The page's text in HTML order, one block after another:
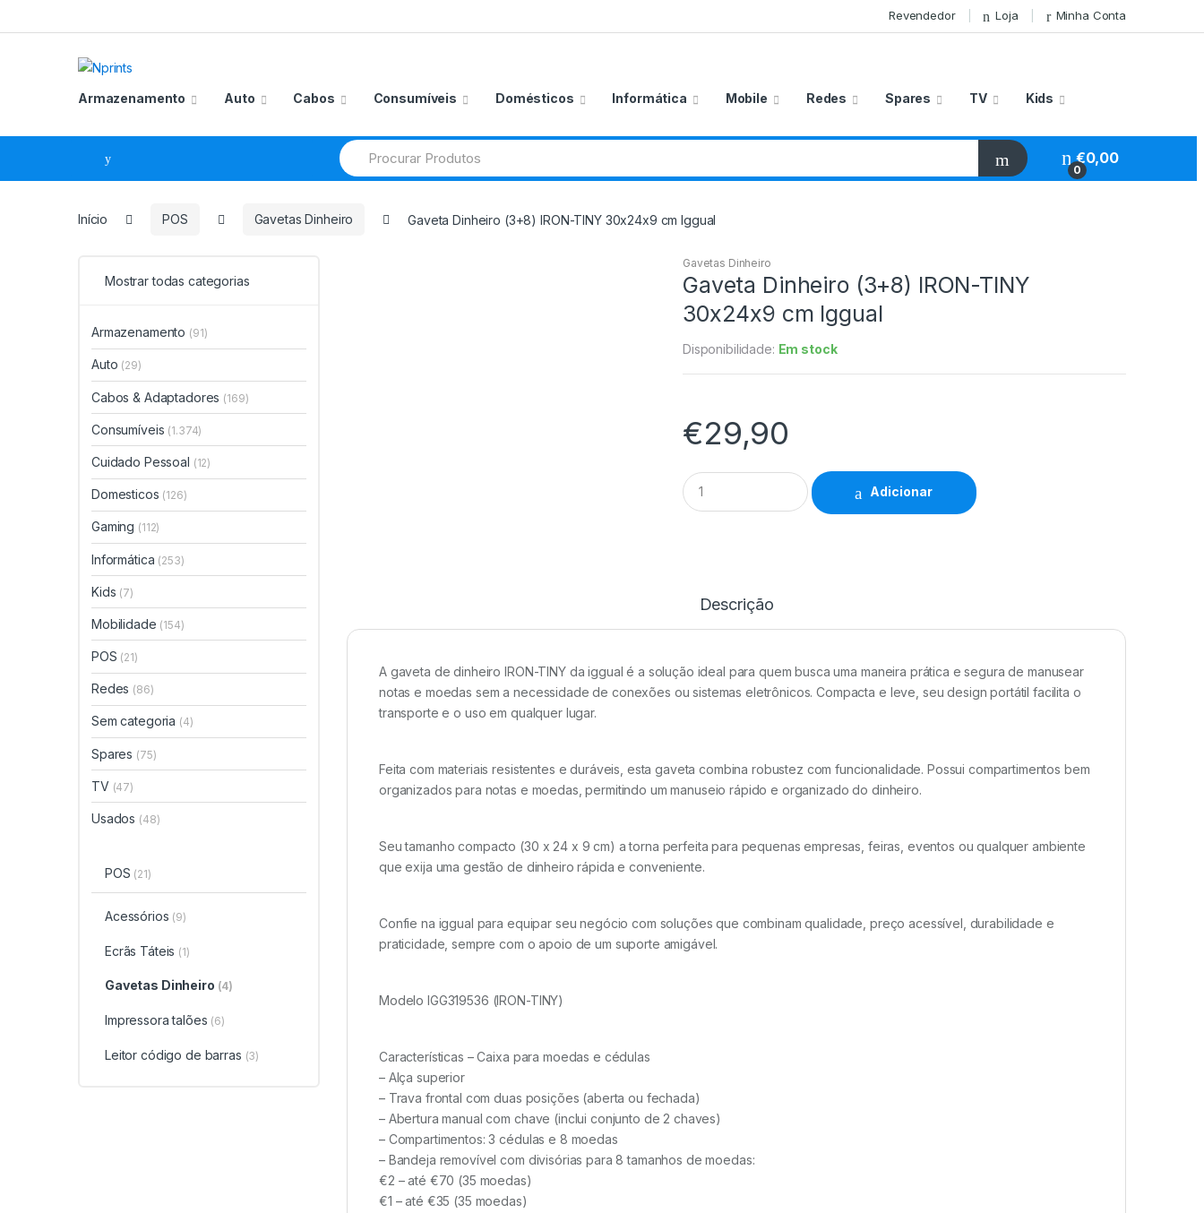
para
para
Revendedor Loja Minha Conta
Armazenamento Auto Cabos Consumíveis Domésticos Informática Mobile Redes Spares TV Kids
Procurar
por:
0
€0,00
Início POS Gavetas Dinheiro Gaveta Dinheiro (3+8) IRON-TINY 30x24x9 cm Iggual
Gavetas Dinheiro
Gaveta Dinheiro (3+8) IRON-TINY
30x24x9 cm Iggual
Disponibilidade: Em stock
€29,90
Gaveta
Dinheiro
(3+8)
quantidade
Adicionar
Descrição
A gaveta de dinheiro IRON-TINY da iggual é a solução ideal para quem busca uma maneira prática e segura de manusear
notas e moedas sem a necessidade de conexões ou sistemas eletrônicos. Compacta e leve, seu design portátil facilita o
transporte e o uso em qualquer lugar.
Feita com materiais resistentes e duráveis, esta gaveta combina robustez com funcionalidade. Possui compartimentos bem
organizados para notas e moedas, permitindo um manuseio rápido e organizado do dinheiro.
Seu tamanho compacto (30 x 24 x 9 cm) a torna perfeita para pequenas empresas, feiras, eventos ou qualquer ambiente
que exija uma gestão de dinheiro rápida e conveniente.
Confie na iggual para equipar seu negócio com soluções que combinam qualidade, preço acessível, durabilidade e
praticidade, sempre com o apoio de um suporte amigável.
Modelo IGG319536 (IRON-TINY)
Características – Caixa para moedas e cédulas
– Alça superior
– Trava frontal com duas posições (aberta ou fechada)
– Abertura manual com chave (inclui conjunto de 2 chaves)
– Compartimentos: 3 cédulas e 8 moedas
– Bandeja removível com divisórias para 8 tamanhos de moedas:
€2 – até €70 (35 moedas)
€1 – até €35 (35 moedas)
Mostrar todas categorias
Armazenamento (91)
Auto (29)
Cabos & Adaptadores (169)
Consumíveis (1.374)
Cuidado Pessoal (12)
Domesticos (126)
Gaming (112)
Informática (253)
Kids (7)
Mobilidade (154)
POS (21)
Redes (86)
Sem categoria (4)
Spares (75)
TV (47)
Usados (48)
POS (21)
Acessórios (9)
Ecrãs Táteis (1)
Gavetas Dinheiro (4)
Impressora talões (6)
Leitor código de barras (3)